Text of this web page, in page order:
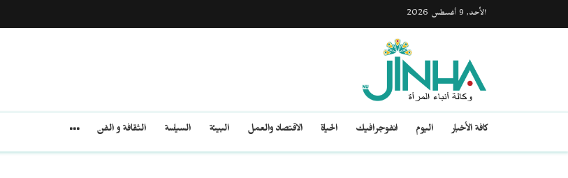
الأحد, 9 أغسطس 2026
كافة الأخبار اليوم انفوجرافيك الحياة الاقتصاد والعمل البيئة السياسة الثقافة و الفن